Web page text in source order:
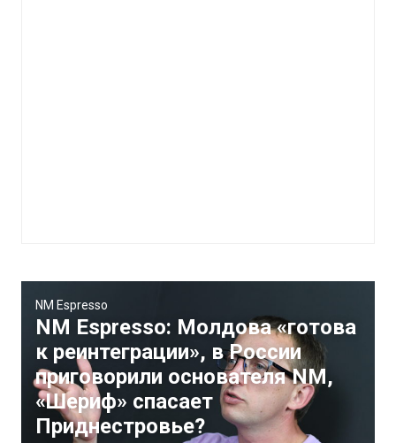
NM Espresso
NM Espresso: Молдова «готова
к реинтеграции», в России
приговорили основателя NM,
«Шериф» спасает
Приднестровье?